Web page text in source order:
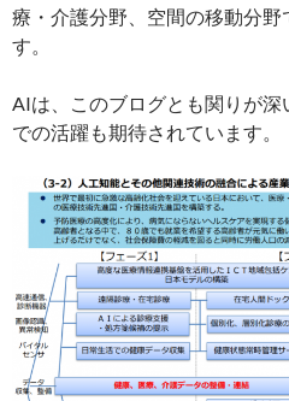
療・介護分野、空間の移動分野
す。
AIは、このブログとも関りが
での活躍も期待されています。